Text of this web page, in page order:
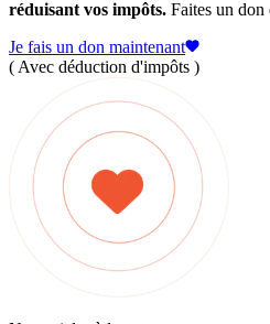
réduisant vos impôts. Faites un don
Je fais un don maintenant
( Avec déduction d'impôts )